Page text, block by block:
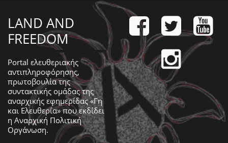
LAND AND
FREEDOM
Portal ελευθεριακής
αντιπληροφόρησης,
πρωτοβουλία της
συντακτικής ομάδας της
αναρχικής εφημερίδας «Γη
και Ελευθερία» που εκδίδει
η Αναρχική Πολιτική
Οργάνωση.